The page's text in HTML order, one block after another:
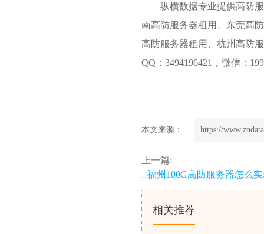
纵横数据专业提供高防
南高防服务器租用、东莞高
高防服务器租用、杭州高防
QQ：3494196421，微信：
本文来源： https://
上一篇:
福州100G高防服务器怎么
相关推荐